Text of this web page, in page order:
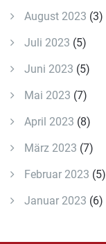
August 2023 (3)
Juli 2023 (5)
Juni 2023 (5)
Mai 2023 (7)
April 2023 (8)
März 2023 (7)
Februar 2023 (5)
Januar 2023 (6)